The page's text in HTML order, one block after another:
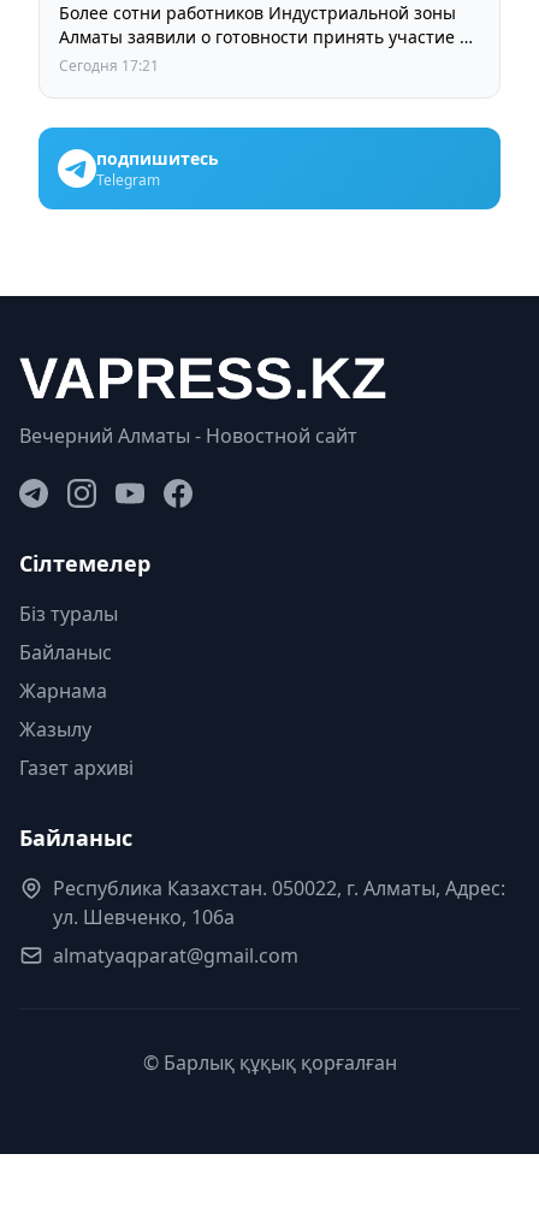
Более сотни работников Индустриальной зоны
Алматы заявили о готовности принять участие в
выборах членов Курылтая
Сегодня 17:21
подпишитесь
Telegram
Вечерний Алматы - Новостной сайт
Сілтемелер
Біз туралы
Байланыс
Жарнама
Жазылу
Газет архиві
Байланыс
Республика Казахстан. 050022, г. Алматы, Адрес:
ул. Шевченко, 106а
almatyaqparat@gmail.com
© Барлық құқық қорғалған